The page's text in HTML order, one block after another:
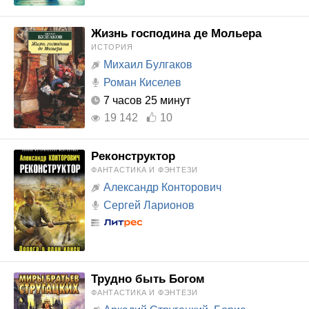
Жизнь господина де Мольера
ИСТОРИЯ
Михаил Булгаков
Роман Киселев
7 часов 25 минут
19 142
10
Реконструктор
ФАНТАСТИКА И ФЭНТЕЗИ
Александр Конторович
Сергей Ларионов
Трудно быть Богом
ФАНТАСТИКА И ФЭНТЕЗИ